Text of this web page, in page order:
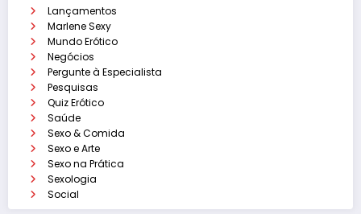
Lançamentos
Marlene Sexy
Mundo Erótico
Negócios
Pergunte à Especialista
Pesquisas
Quiz Erótico
Saúde
Sexo & Comida
Sexo e Arte
Sexo na Prática
Sexologia
Social